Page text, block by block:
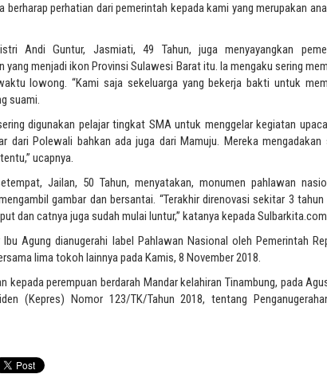
berharap perhatian dari pemerintah kepada kami yang merupakan
Andi Guntur, Jasmiati, 49 Tahun, juga menyayangkan
yang menjadi ikon Provinsi Sulawesi Barat itu. Ia mengaku sering
lowong. “Kami saja sekeluarga yang bekerja bakti untuk
suami.
digunakan pelajar tingkat SMA untuk menggelar kegiatan
dari Polewali bahkan ada juga dari Mamuju. Mereka mengadakan
ucapnya.
Jailan, 50 Tahun, menyatakan, monumen pahlawan
gambar dan bersantai. “Terakhir direnovasi sekitar 3
dan catnya juga sudah mulai luntur,” katanya kepada
Ibu Agung dianugerahi label Pahlawan Nasional oleh Pemerintah
lima tokoh lainnya pada Kamis, 8 November 2018.
kepada perempuan berdarah Mandar kelahiran Tinambung, pada
(Kepres) Nomor 123/TK/Tahun 2018, tentang